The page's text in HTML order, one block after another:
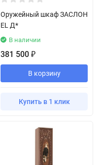
Оружейный шкаф ЗАСЛОН
EL Д*
В наличии
381 500 ₽
В корзину
Купить в 1 клик